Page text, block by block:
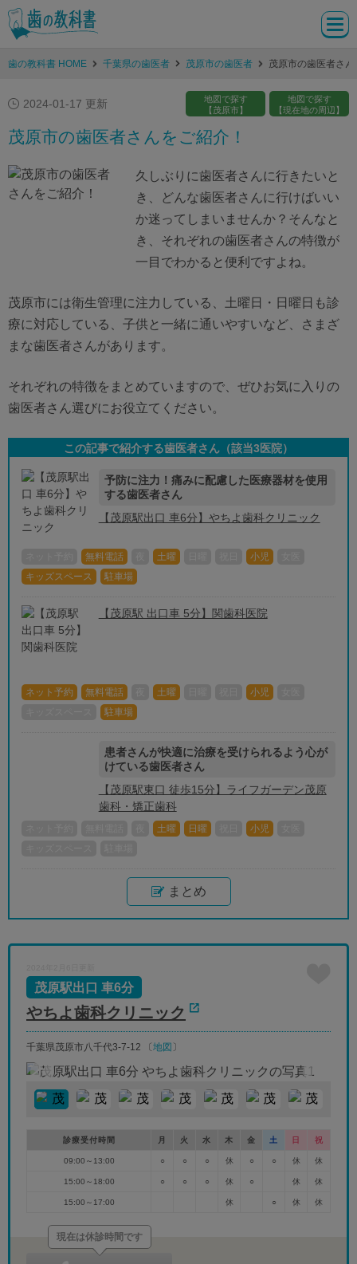
歯の教科書 HOME 千葉県の歯医者 茂原市の歯医者 茂原市の歯医者さ
2024-01-17 更新
地図で探す
【茂原市】
地図で探す
【現在地の周辺】
茂原市の歯医者さんをご紹介！
久しぶりに歯医者さんに行きたいと
き、どんな歯医者さんに行けばいい
か迷ってしまいませんか？そんなと
き、それぞれの歯医者さんの特徴が
一目でわかると便利ですよね。
茂原市には衛生管理に注力している、土曜日・日曜日も診
療に対応している、子供と一緒に通いやすいなど、さまざ
まな歯医者さんがあります。
それぞれの特徴をまとめていますので、ぜひお気に入りの
歯医者さん選びにお役立てください。
この記事で紹介する歯医者さん（該当3医院）
予防に注力！痛みに配慮した医療器材を使用
する歯医者さん
【茂原駅出口 車6分】やちよ歯科クリニック
無料電話 土曜 小児
キッズスペース
駐車場
【茂原駅 出口車 5分】関歯科医院
ネット予約 無料電話 土曜 小児
駐車場
患者さんが快適に治療を受けられるよう心が
けている歯医者さん
【茂原駅東口 徒歩15分】ライフガーデン茂原
歯科・矯正歯科
土曜 日曜 小児
まとめ
やちよ歯科クリニック
茂原駅出口 車6分
千葉県茂原市八千代3-7-12 〔 地図 〕
診療受付時間 月 火 水 木 金 土 日 祝
09:00～13:00 ○ ○ ○ 休 ○ ○ 休 休
15:00～18:00 ○ ○ ○ 休 ○ 休 休
15:00～17:00 休 ○ 休 休
現在は休診時間です